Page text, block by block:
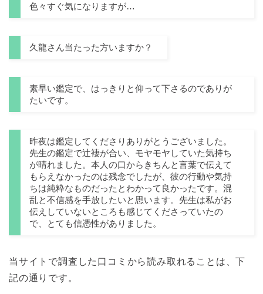
色々すぐ気になりますが…
久龍さん当たった方いますか？
素早い鑑定で、はっきりと仰って下さるのでありが
たいです。
昨夜は鑑定してくださりありがとうございました。
先生の鑑定で辻褄が合い、モヤモヤしていた気持ち
が晴れました。本人の口からきちんと言葉で伝えて
もらえなかったのは残念でしたが、彼の行動や気持
ちは純粋なものだったとわかって良かったです。混
乱と不信感を手放したいと思います。先生は私がお
伝えしていないところも感じてくださっていたの
で、とても信憑性がありました。
当サイトで調査した口コミから読み取れることは、下
記の通りです。